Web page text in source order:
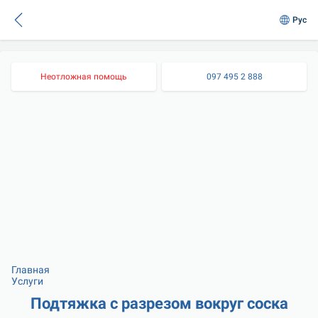
Рус
Неотложная помощь 097 495 2 888
Главная
Услуги
Подтяжка с разрезом вокруг соска